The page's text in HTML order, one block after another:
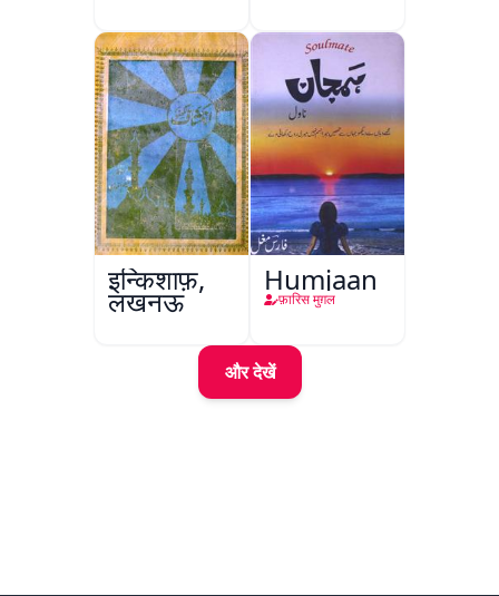
इन्किशाफ़,
लखनऊ
Humjaan
फ़ारिस मुग़ल
और देखें